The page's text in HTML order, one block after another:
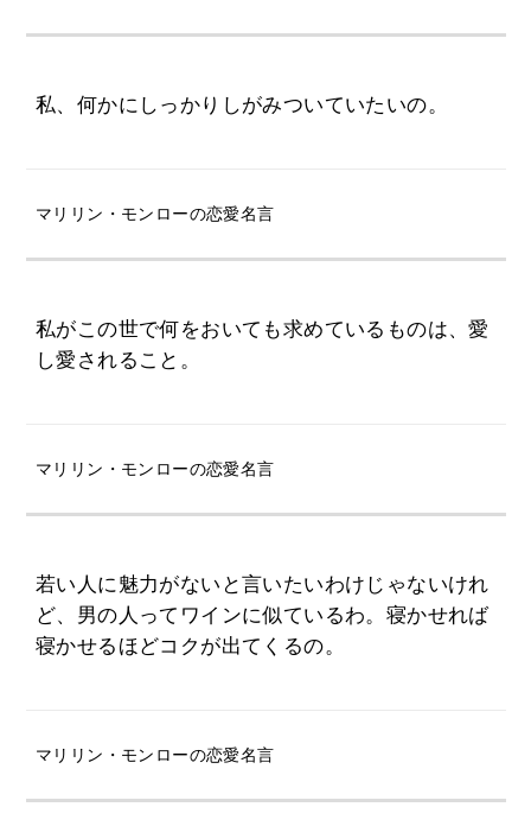
私、何かにしっかりしがみついていたいの。
マリリン・モンローの恋愛名言
私がこの世で何をおいても求めているものは、愛
し愛されること。
マリリン・モンローの恋愛名言
若い人に魅力がないと言いたいわけじゃないけれ
ど、男の人ってワインに似ているわ。寝かせれば
寝かせるほどコクが出てくるの。
マリリン・モンローの恋愛名言